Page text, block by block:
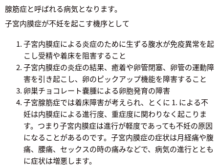
腺筋症と呼ばれる病気となります。
子宮内膜症が不妊を起こす機序として
子宮内膜症による炎症のために生ずる腹水が免疫異常を起
こし受精や着床を阻害すること
子宮内膜症の炎症の結果、癒着や卵管閉塞、卵管の運動障
害を引き起こし、卵のピックアップ機能を障害すること
卵巣チョコレート嚢腫による卵胞発育の障害
子宮腺筋症では着床障害が考えられ、とくに 1. による不
妊は内膜症による進行度、重症度に関わりなく起こりま
す。つまり子宮内膜症は進行が軽度であっても不妊の原因
になることがあるのです。子宮内膜症の症状は月経痛や腹
痛、腰痛、セックスの時の痛みなどで、病気の進行ととも
に症状は増悪します。